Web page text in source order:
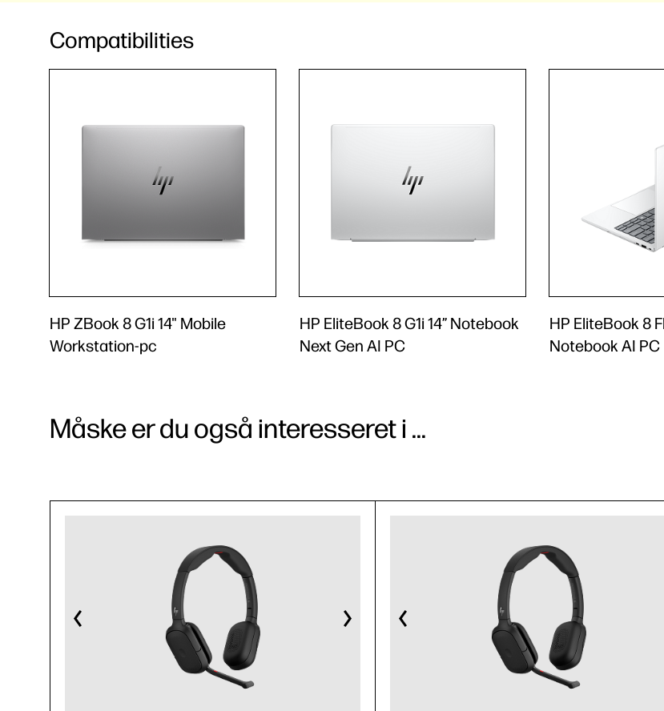
Compatibilities
HP ZBook 8 G1i 14" Mobile
Workstation-pc
HP EliteBook 8 G1i 14” Notebook
Next Gen AI PC
HP EliteBook 8
Notebook AI PC
Måske er du også interesseret i ...